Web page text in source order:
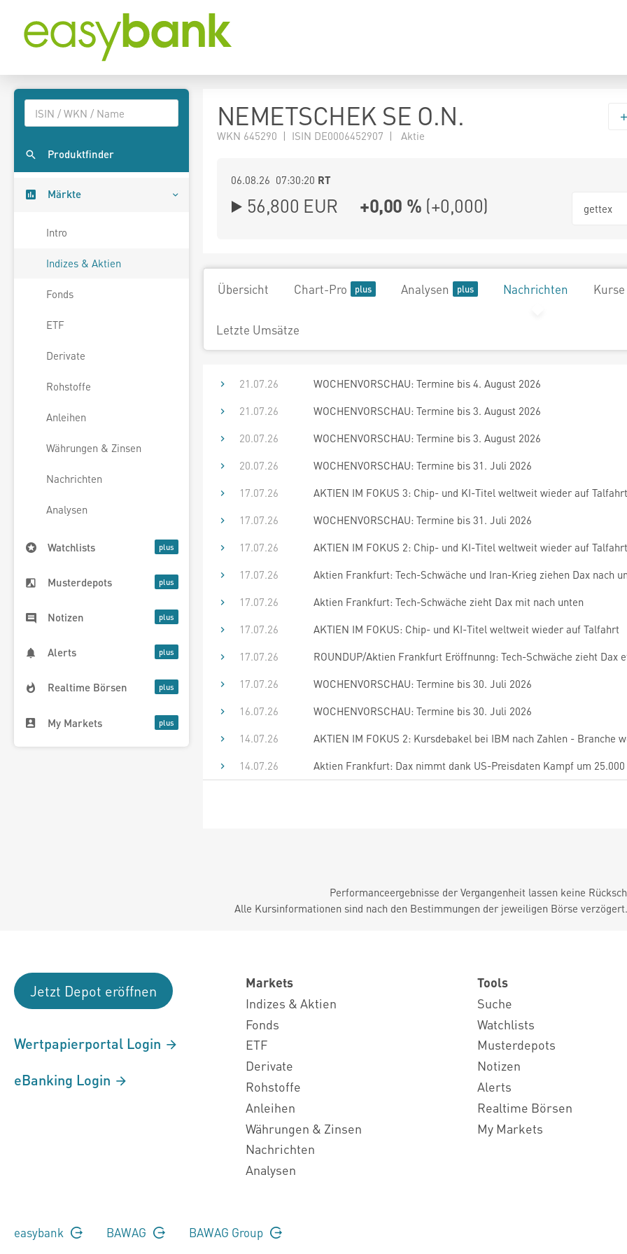
Produktfinder
Märkte
Intro
Indizes & Aktien
Fonds
ETF
Derivate
Rohstoffe
Anleihen
Währungen & Zinsen
Nachrichten
Analysen
Watchlists
Musterdepots
Notizen
Alerts
Realtime Börsen
My Markets
NEMETSCHEK SE O.N.
WKN 645290 | ISIN DE0006452907 | Aktie
06.08.26 07:30:20 RT
56,800 EUR +0,00 % (+0,000) gettex
Übersicht Chart-Pro Analysen Nachrichten
Letzte Umsätze
21.07.26
WOCHENVORSCHAU: Termine bis 4. August 2026
21.07.26
WOCHENVORSCHAU: Termine bis 3. August 2026
20.07.26
WOCHENVORSCHAU: Termine bis 3. August 2026
20.07.26
WOCHENVORSCHAU: Termine bis 31. Juli 2026
17.07.26
AKTIEN IM FOKUS 3: Chip- und KI-Titel weltweit wieder auf Talfahrt
17.07.26
WOCHENVORSCHAU: Termine bis 31. Juli 2026
17.07.26
AKTIEN IM FOKUS 2: Chip- und KI-Titel weltweit wieder auf Talfahrt
17.07.26
Aktien Frankfurt: Tech-Schwäche und Iran-Krieg ziehen Dax nach
17.07.26
Aktien Frankfurt: Tech-Schwäche zieht Dax mit nach unten
17.07.26
AKTIEN IM FOKUS: Chip- und KI-Titel weltweit wieder auf Talfahrt
17.07.26
ROUNDUP/Aktien Frankfurt Eröffnunng: Tech-Schwäche zieht Dax
17.07.26
WOCHENVORSCHAU: Termine bis 30. Juli 2026
16.07.26
WOCHENVORSCHAU: Termine bis 30. Juli 2026
14.07.26
AKTIEN IM FOKUS 2: Kursdebakel bei IBM nach Zahlen - Branche
14.07.26
Aktien Frankfurt: Dax nimmt dank US-Preisdaten Kampf um
Performanceergebnisse der Vergangenheit lassen keine
Alle Kursinformationen sind nach den Bestimmungen der jeweiligen Börse
Jetzt Depot eröffnen
Wertpapierportal Login
eBanking Login
Markets
Indizes & Aktien
Fonds
ETF
Derivate
Rohstoffe
Anleihen
Währungen & Zinsen
Nachrichten
Analysen
Tools
Suche
Watchlists
Musterdepots
Notizen
Alerts
Realtime Börsen
My Markets
easybank BAWAG BAWAG Group